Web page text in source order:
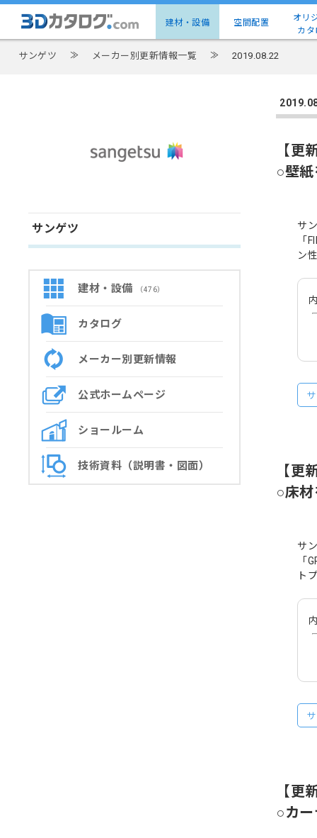
建材・設備 空間配置
オリ
カタ
サンゲツ ≫ メーカー別更新情報一覧 ≫ 2019.08.22
サンゲツ
建材・設備 （476）
カタログ
メーカー別更新情報
公式ホームページ
ショールーム
技術資料（説明書・図面）
【更
○壁
サ
「
ン
【更
○床
サ
「
ト
【更
○カ